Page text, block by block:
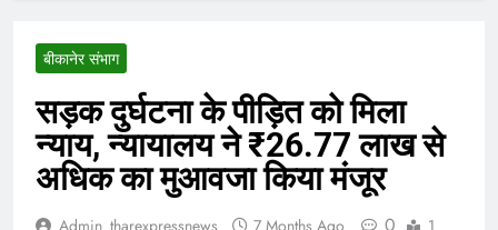
बीकानेर संभाग
सड़क दुर्घटना के पीड़ित को मिला
न्याय, न्यायालय ने ₹26.77 लाख से
अधिक का मुआवजा किया मंजूर
Admin_tharexpressnews 7 Months Ago 0
1